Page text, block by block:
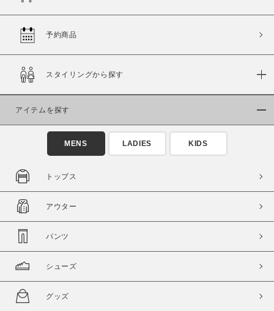
セール価格
在庫
予約商品
スタイリングから探す
アイテムを探す
MENS LADIES KIDS
トップス
アウター
パンツ
シューズ
グッズ